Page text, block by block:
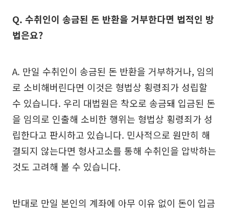
Q. 수취인이 송금된 돈 반환을 거부한다면 법적인 방
법은요?
A. 만일 수취인이 송금된 돈 반환을 거부하거나, 임의
로 소비해버린다면 이것은 형법상 횡령죄가 성립할
수 있습니다. 우리 대법원은 착오로 송금돼 입금된 돈
을 임의로 인출해 소비한 행위는 형법상 횡령죄가 성
립한다고 판시하고 있습니다. 민사적으로 원만히 해
결되지 않는다면 형사고소를 통해 수취인을 압박하는
것도 고려해 볼 수 있습니다.
반대로 만일 본인의 계좌에 아무 이유 없이 돈이 입금